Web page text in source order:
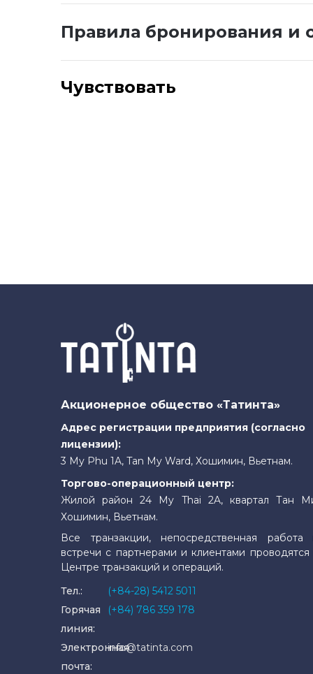
Правила бронирования и
Чувствовать
Акционерное общество «Татинта»
Адрес регистрации предприятия (согласно
лицензии):
3 My Phu 1A, Tan My Ward, Хошимин, Вьетнам.
Торгово-операционный центр:
Жилой район 24 My Thai 2A, квартал Тан
Хошимин, Вьетнам.
Все транзакции, непосредственная работа
встречи с партнерами и клиентами проводятся
Центре транзакций и операций.
Тел.:
(+84-28) 5412 5011
Горячая
линия:
(+84) 786 359 178
Электронная
почта:
info@tatinta.com